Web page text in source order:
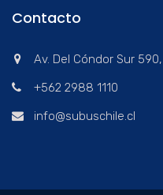
Contacto
Av. Del Cóndor Sur
+562 2988 1110
info@subuschile.cl